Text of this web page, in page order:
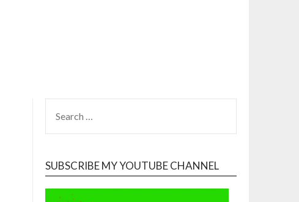
FOR:
SUBSCRIBE MY YOUTUBE CHANNEL